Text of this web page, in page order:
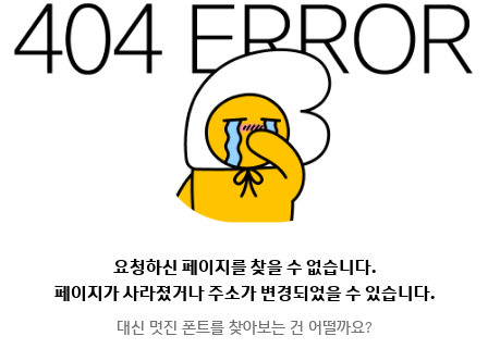
요청하신 페이지를 찾을 수 없습니다.
페이지가 사라졌거나 주소가 변경되었을 수 있습니다.
대신 멋진 폰트를 찾아보는 건 어떨까요?